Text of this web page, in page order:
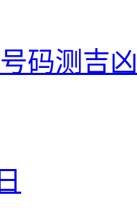
码测吉凶